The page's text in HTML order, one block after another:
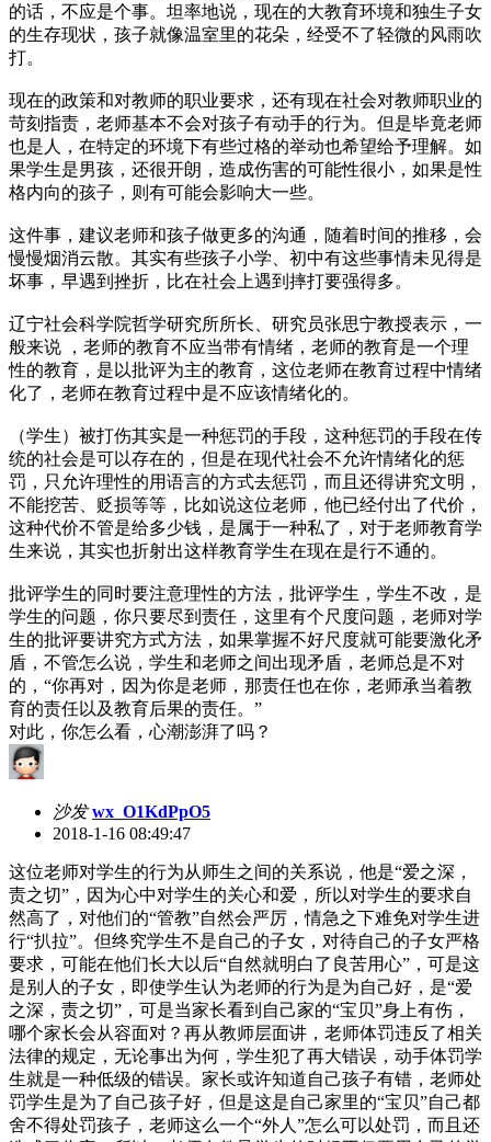
的话，不应是个事。坦率地说，现在的大教育环境和独生子女
的生存现状，孩子就像温室里的花朵，经受不了轻微的风雨吹
打。
现在的政策和对教师的职业要求，还有现在社会对教师职业的
苛刻指责，老师基本不会对孩子有动手的行为。但是毕竟老师
也是人，在特定的环境下有些过格的举动也希望给予理解。如
果学生是男孩，还很开朗，造成伤害的可能性很小，如果是性
格内向的孩子，则有可能会影响大一些。
这件事，建议老师和孩子做更多的沟通，随着时间的推移，会
慢慢烟消云散。其实有些孩子小学、初中有这些事情未见得是
坏事，早遇到挫折，比在社会上遇到摔打要强得多。
辽宁社会科学院哲学研究所所长、研究员张思宁教授表示，一
般来说 ，老师的教育不应当带有情绪，老师的教育是一个理
性的教育，是以批评为主的教育，这位老师在教育过程中情绪
化了，老师在教育过程中是不应该情绪化的。
（学生）被打伤其实是一种惩罚的手段，这种惩罚的手段在传
统的社会是可以存在的，但是在现代社会不允许情绪化的惩
罚，只允许理性的用语言的方式去惩罚，而且还得讲究文明，
不能挖苦、贬损等等，比如说这位老师，他已经付出了代价，
这种代价不管是给多少钱，是属于一种私了，对于老师教育学
生来说，其实也折射出这样教育学生在现在是行不通的。
批评学生的同时要注意理性的方法，批评学生，学生不改，是
学生的问题，你只要尽到责任，这里有个尺度问题，老师对学
生的批评要讲究方式方法，如果掌握不好尺度就可能要激化矛
盾，不管怎么说，学生和老师之间出现矛盾，老师总是不对
的，“你再对，因为你是老师，那责任也在你，老师承当着教
育的责任以及教育后果的责任。”
对此，你怎么看，心潮澎湃了吗？
沙发 wx_O1KdPpO5
2018-1-16 08:49:47
这位老师对学生的行为从师生之间的关系说，他是“爱之深，
责之切”，因为心中对学生的关心和爱，所以对学生的要求自
然高了，对他们的“管教”自然会严厉，情急之下难免对学生进
行“扒拉”。但终究学生不是自己的子女，对待自己的子女严格
要求，可能在他们长大以后“自然就明白了良苦用心”，可是这
是别人的子女，即使学生认为老师的行为是为自己好，是“爱
之深，责之切”，可是当家长看到自己家的“宝贝”身上有伤，
哪个家长会从容面对？再从教师层面讲，老师体罚违反了相关
法律的规定，无论事出为何，学生犯了再大错误，动手体罚学
生就是一种低级的错误。家长或许知道自己孩子有错，老师处
罚学生是为了自己孩子好，但是这是自己家里的“宝贝”自己都
舍不得处罚孩子，老师这么一个“外人”怎么可以处罚，而且还